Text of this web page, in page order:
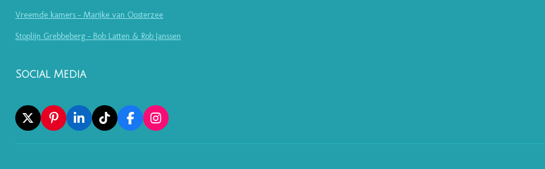
Vreemde kamers - Marijke van Oosterzee
Stoplijn Grebbeberg - Bob Latten & Rob Janssen
Social Media
X
P
I
N
L
I
N
T
I
K
F
A
C
I
N
S